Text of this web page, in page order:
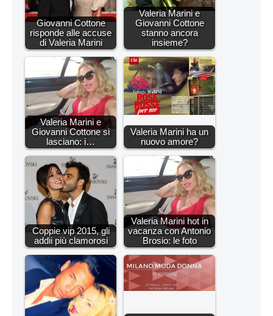
Giovanni Cottone
risponde alle accuse
di Valeria Marini
Valeria Marini e
Giovanni Cottone
stanno ancora
insieme?
Valeria Marini e
Giovanni Cottone si
lasciano: i…
Valeria Marini ha un
nuovo amore?
Coppie vip 2015, gli
addii più clamorosi
Valeria Marini hot in
vacanza con Antonio
Brosio: le foto